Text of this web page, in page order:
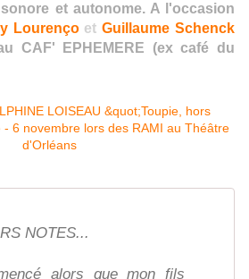
et autonome. A l'occasion
LourençoetGuillaume Schenck
CAF' EPHEMERE (ex café du
NOTES...
alors que mon fils